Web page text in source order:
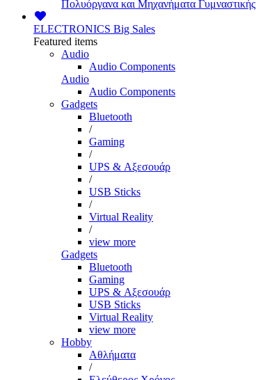
Πολυόργανα και Μηχανήματα Γυμναστικής
ELECTRONICS Big Sales
Featured items
Audio
Audio Components
Audio
Audio Components
Gadgets
Bluetooth
/
Gaming
/
UPS & Αξεσουάρ
/
USB Sticks
/
Virtual Reality
/
view more
Gadgets
Bluetooth
Gaming
UPS & Αξεσουάρ
USB Sticks
Virtual Reality
view more
Hobby
Αθλήματα
/